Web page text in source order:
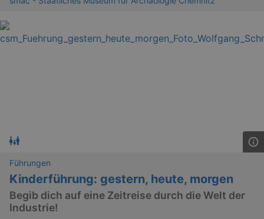
Führungen
Kinderführung: gestern, heute, morgen
Begib dich auf eine Zeitreise durch die Welt der
Industrie!